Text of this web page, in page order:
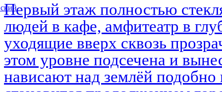
Первый этаж полностью
людей в кафе, амфитеатр в
уходящие вверх сквозь
этом уровне подсечена и
нависают над землёй